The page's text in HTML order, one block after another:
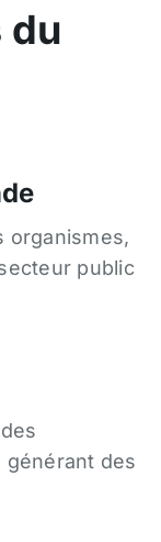
du
organismes,
public
des